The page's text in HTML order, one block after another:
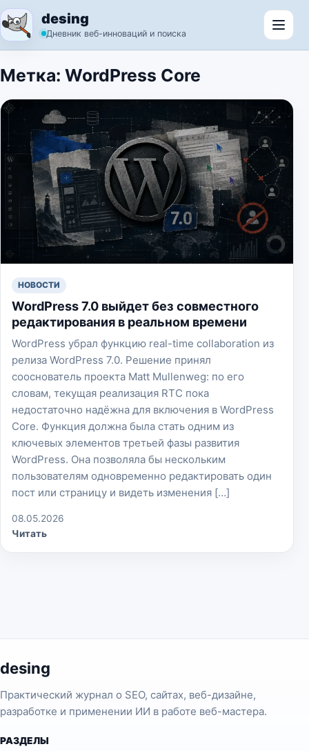
Перейти к содержимому
desing
Дневник веб-инноваций и поиска
Метка: WordPress Core
НОВОСТИ
WordPress 7.0 выйдет без совместного
редактирования в реальном времени
WordPress убрал функцию real-time collaboration из
релиза WordPress 7.0. Решение принял
сооснователь проекта Matt Mullenweg: по его
словам, текущая реализация RTC пока
недостаточно надёжна для включения в WordPress
Core. Функция должна была стать одним из
ключевых элементов третьей фазы развития
WordPress. Она позволяла бы нескольким
пользователям одновременно редактировать один
пост или страницу и видеть изменения […]
08.05.2026
Читать
desing
Практический журнал о SEO, сайтах, веб-дизайне,
разработке и применении ИИ в работе веб-мастера.
РАЗДЕЛЫ